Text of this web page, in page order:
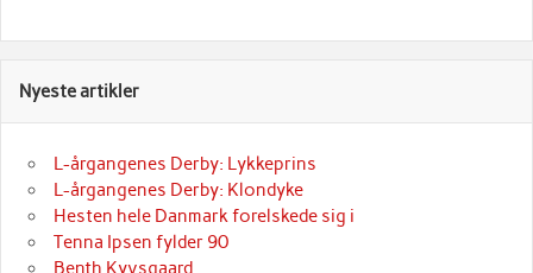
Nyeste artikler
L-årgangenes Derby: Lykkeprins
L-årgangenes Derby: Klondyke
Hesten hele Danmark forelskede sig i
Tenna Ipsen fylder 90
Benth Kyvsgaard